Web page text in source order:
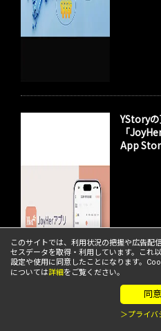
YStory
「
App
このサイトでは、利用状況の把握や広告配
セスデータを取得・利用しています。これ
設定や使用に同意したことになります。
については詳細をご覧ください。
同
＞プライバ